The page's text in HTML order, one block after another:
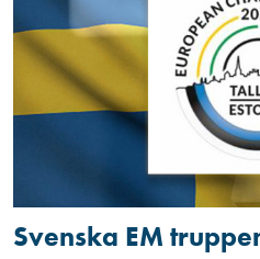
Svenska EM